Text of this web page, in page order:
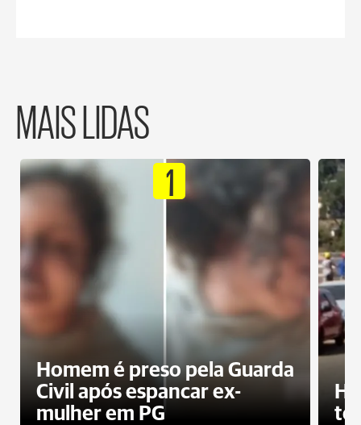
MAIS LIDAS
1
Homem é preso pela Guarda
Civil após espancar ex-
mulher em PG